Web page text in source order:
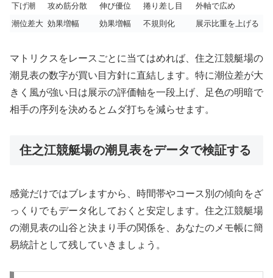
下げ潮
攻め筋分散 伸び優位 捲り差し目
外軸で広め
潮位差大 効果増幅 効果増幅 不規則化 展示比重を上げる
マトリクスをレースごとに当てはめれば、住之江競艇場の
潮見表の数字が買い目方針に直結します。特に潮位差が大
きく風が強い日は展示の評価軸を一段上げ、足色の明暗で
相手の序列を決めるとムダ打ちを減らせます。
住之江競艇場の潮見表をデータで検証する
感覚だけではブレますから、時間帯やコース別の傾向をざ
っくりでもデータ化しておくと安定します。住之江競艇場
の潮見表の山谷と決まり手の関係を、あなたのメモ帳に簡
易統計として残していきましょう。